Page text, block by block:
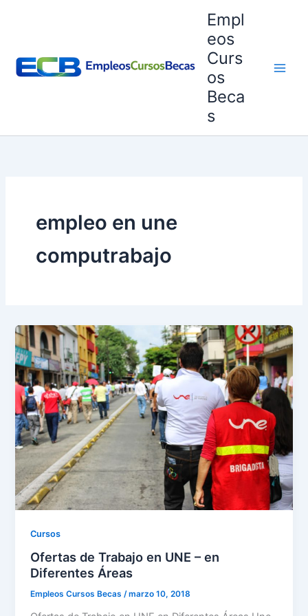
Empl
eos
Curs
os
Beca
s
empleo en une
computrabajo
Cursos
Ofertas de Trabajo en UNE – en
Diferentes Áreas
Empleos Cursos Becas/marzo 10, 2018